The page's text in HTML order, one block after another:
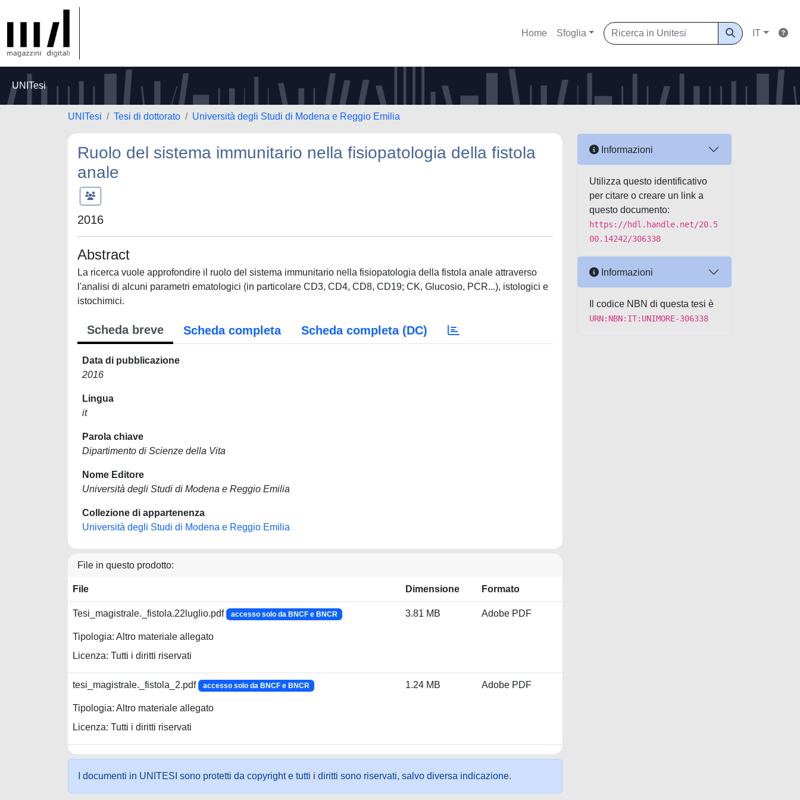
Home Sfoglia IT
UNITesi
UNITesi Tesi di dottorato Università degli Studi di Modena e Reggio Emilia
Ruolo del sistema immunitario nella fisiopatologia della fistola
anale
2016
Abstract
La ricerca vuole approfondire il ruolo del sistema immunitario nella fisiopatologia della fistola anale attraverso
l'analisi di alcuni parametri ematologici (in particolare CD3, CD4, CD8, CD19; CK, Glucosio, PCR...), istologici e
istochimici.
Scheda breve Scheda completa Scheda completa (DC)
Data di pubblicazione
2016
Lingua
it
Parola chiave
Dipartimento di Scienze della Vita
Nome Editore
Università degli Studi di Modena e Reggio Emilia
Collezione di appartenenza
Università degli Studi di Modena e Reggio Emilia
File in questo prodotto:
File Dimensione Formato
Tesi_magistrale._fistola.22luglio.pdf accesso solo da BNCF e BNCR
Tipologia: Altro materiale allegato
Licenza: Tutti i diritti riservati
3.81 MB Adobe PDF
tesi_magistrale._fistola_2.pdf accesso solo da BNCF e BNCR
Tipologia: Altro materiale allegato
Licenza: Tutti i diritti riservati
1.24 MB Adobe PDF
I documenti in UNITESI sono protetti da copyright e tutti i diritti sono riservati, salvo diversa indicazione.
Informazioni
Utilizza questo identificativo
per citare o creare un link a
questo documento:
https://hdl.handle.net/20.5
00.14242/306338
Informazioni
Il codice NBN di questa tesi è
URN:NBN:IT:UNIMORE-306338